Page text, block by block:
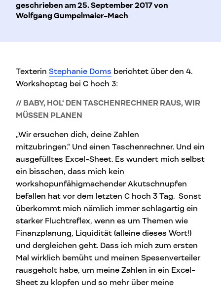
geschrieben am 25. September 2017 von
Wolfgang Gumpelmaier-Mach
Texterin Stephanie Doms berichtet über den 4.
Workshoptag bei C hoch 3:
// BABY, HOL‘ DEN TASCHENRECHNER RAUS, WIR
MÜSSEN PLANEN
„Wir ersuchen dich, deine Zahlen
mitzubringen.“ Und einen Taschenrechner. Und ein
ausgefülltes Excel-Sheet. Es wundert mich selbst
ein bisschen, dass mich kein
workshopunfähigmachender Akutschnupfen
befallen hat vor dem letzten C hoch 3 Tag. Sonst
überkommt mich nämlich immer schlagartig ein
starker Fluchtreflex, wenn es um Themen wie
Finanzplanung, Liquidität (alleine dieses Wort!)
und dergleichen geht. Dass ich mich zum ersten
Mal wirklich bemüht und meinen Spesenverteiler
rausgeholt habe, um meine Zahlen in ein Excel-
Sheet zu klopfen und so mehr über meine